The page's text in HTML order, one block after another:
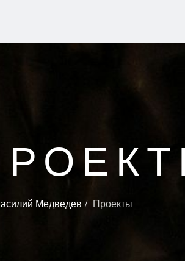
Медведев Проекты